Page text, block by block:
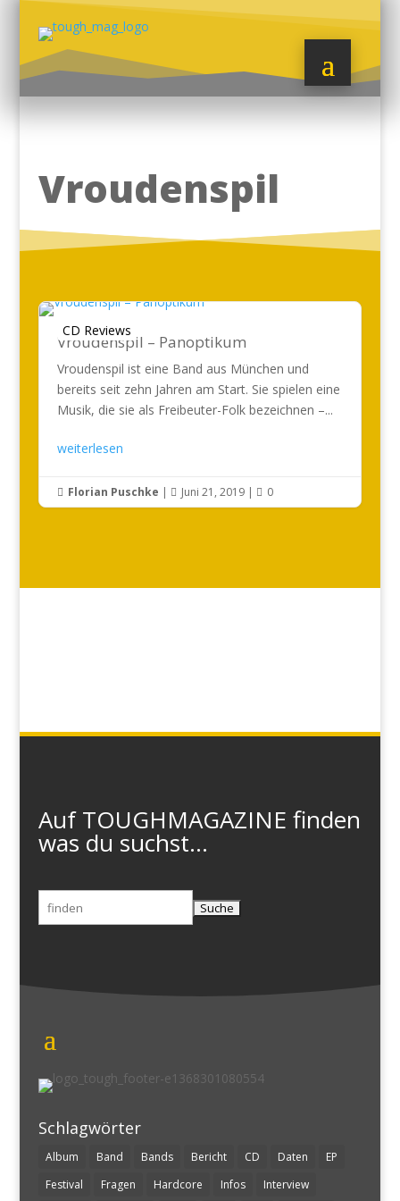
Vroudenspil
CD Reviews
Vroudenspil – Panoptikum
Vroudenspil ist eine Band aus München und
bereits seit zehn Jahren am Start. Sie spielen eine
Musik, die sie als Freibeuter-Folk bezeichnen –...
weiterlesen
 Florian Puschke |  Juni 21, 2019|  0
Auf TOUGHMAGAZINE finden
was du suchst...
Suchen
nach:
Schlagwörter
Album Band Bands Bericht CD Daten
EP
Festival
Fragen Hardcore Infos Interview